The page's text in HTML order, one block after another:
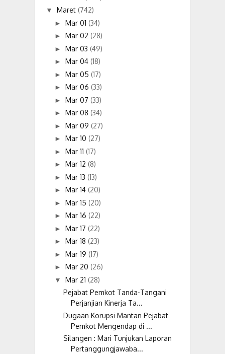
▼ Maret (742)
► Mar 01 (34)
► Mar 02 (28)
► Mar 03 (49)
► Mar 04 (18)
► Mar 05 (17)
► Mar 06 (33)
► Mar 07 (33)
► Mar 08 (34)
► Mar 09 (27)
► Mar 10 (27)
► Mar 11 (17)
► Mar 12 (8)
► Mar 13 (13)
► Mar 14 (20)
► Mar 15 (20)
► Mar 16 (22)
► Mar 17 (22)
► Mar 18 (23)
► Mar 19 (17)
► Mar 20 (26)
▼ Mar 21 (28)
Pejabat Pemkot Tanda-Tangani
Perjanjian Kinerja Ta...
Dugaan Korupsi Mantan Pejabat
Pemkot Mengendap di ...
Silangen : Mari Tunjukan Laporan
Pertanggungjawaba...